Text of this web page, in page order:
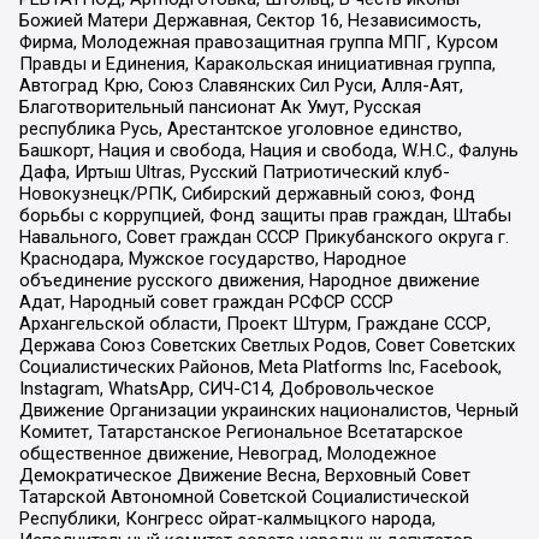
Божией Матери Державная, Сектор 16, Независимость,
Фирма, Молодежная правозащитная группа МПГ, Курсом
Правды и Единения, Каракольская инициативная группа,
Автоград Крю, Союз Славянских Сил Руси, Алля-Аят,
Благотворительный пансионат Ак Умут, Русская
республика Русь, Арестантское уголовное единство,
Башкорт, Нация и свобода, Нация и свобода, W.H.С., Фалунь
Дафа, Иртыш Ultras, Русский Патриотический клуб-
Новокузнецк/РПК, Сибирский державный союз, Фонд
борьбы с коррупцией, Фонд защиты прав граждан, Штабы
Навального, Совет граждан СССР Прикубанского округа г.
Краснодара, Мужское государство, Народное
объединение русского движения, Народное движение
Адат, Народный совет граждан РСФСР СССР
Архангельской области, Проект Штурм, Граждане СССР,
Держава Союз Советских Светлых Родов, Совет Советских
Социалистических Районов, Meta Platforms Inc, Facebook,
Instagram, WhatsApp, СИЧ-С14, Добровольческое
Движение Организации украинских националистов, Черный
Комитет, Татарстанское Региональное Всетатарское
общественное движение, Невоград, Молодежное
Демократическое Движение Весна, Верховный Совет
Татарской Автономной Советской Социалистической
Республики, Конгресс ойрат-калмыцкого народа,